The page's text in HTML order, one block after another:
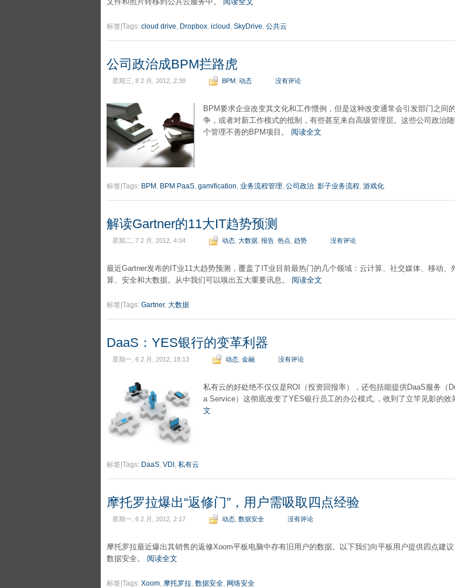
标签|Tags: cloud drive, Dropbox, icloud , SkyDrive, 公共云
公司政治成BPM拦路虎
星期三, 8 2 月, 2012, 2:38 BPM 动态 没有评论
BPM要求企业改变其文化和工作惯例，但是这种改变通常会引发部门之间
争，或者对新工作模式的抵制，有些甚至来自高级管理层。这些公司政治
个管理不善的BPM项目。 阅读全文
标签|Tags: BPM , BPM PaaS, gamification, 业务流程管理, 公司政治, 影子业务流程, 游戏化
解读Gartner的11大IT趋势预测
星期二, 7 2 月, 2012, 4:04 动态 大数据 报告 热点 趋势 没有评论
最近Gartner发布的IT业11大趋势预测，覆盖了IT业目前最热门的几个领域：云计算、社交媒体、移动、
算、安全和大数据。从中我们可以嗅出五大重要讯息。 阅读全文
标签|Tags: Gartner, 大数据
DaaS：YES银行的变革利器
星期一, 6 2 月, 2012, 18:13 动态 金融 没有评论
私有云的好处绝不仅仅是ROI（投资回报率），还包括能提供DaaS服务（
a Service）这彻底改变了YES银行员工的办公模式,，收到了立竿见影的效
文
标签|Tags: DaaS, VDI , 私有云
摩托罗拉爆出“返修门”，用户需吸取四点经验
星期一, 6 2 月, 2012, 2:17 动态 数据安全 没有评论
摩托罗拉最近爆出其销售的返修Xoom平板电脑中存有旧用户的数据。以下我们向平板用户提供四点建议
数据安全。 阅读全文
标签|Tags: Xoom, 摩托罗拉, 数据安全, 网络安全